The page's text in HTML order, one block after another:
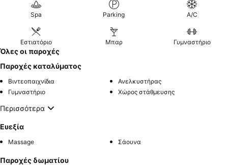
Spa Parking A/C
Εστιατόριο Μπαρ Γυμναστήριο
Όλες οι παροχές
Παροχές καταλύματος
Βιντεοπαιχνίδια
Ανελκυστήρας
Γυμναστήριο
Χώρος στάθμευσης
Περισσότερα
Ευεξία
Massage Σάουνα
Παροχές δωματίου